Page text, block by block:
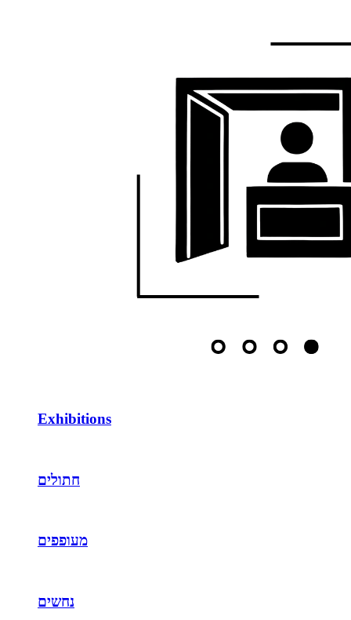
Exhibitions
חתולים
מעופפים
נחשים